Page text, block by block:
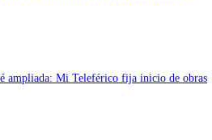
ampliada: Mi Teleférico fija inicio de obras